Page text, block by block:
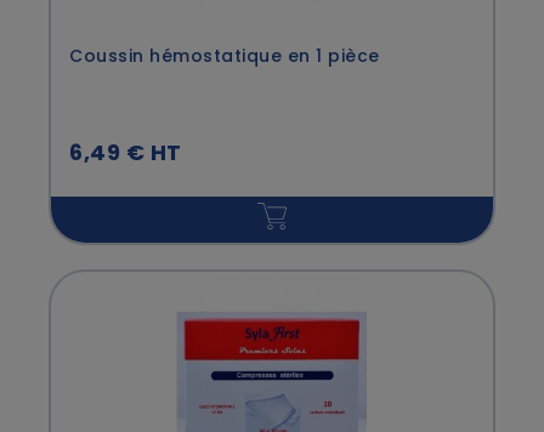
Coussin hémostatique en 1 pièce
6,49 € HT